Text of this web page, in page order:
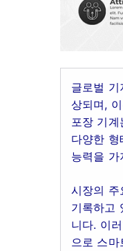
글로벌
상되며,
포장 기
다양한
능력을 가
시장의 주
기록하고
니다. 이
으로 스